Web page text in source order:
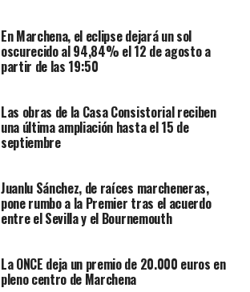
En Marchena, el eclipse dejará un sol
oscurecido al 94,84% el 12 de agosto a
partir de las 19:50
Las obras de la Casa Consistorial reciben
una última ampliación hasta el 15 de
septiembre
Juanlu Sánchez, de raíces marcheneras,
pone rumbo a la Premier tras el acuerdo
entre el Sevilla y el Bournemouth
La ONCE deja un premio de 20.000 euros en
pleno centro de Marchena